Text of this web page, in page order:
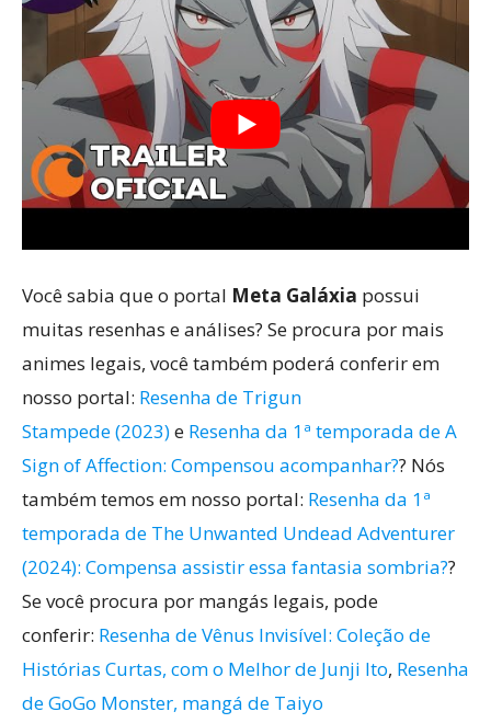
Você sabia que o portal Meta Galáxia possui
muitas resenhas e análises? Se procura por mais
animes legais, você também poderá conferir em
nosso portal: Resenha de Trigun
Stampede (2023)e Resenha da 1ª temporada de A
Sign of Affection: Compensou acompanhar?? Nós
também temos em nosso portal: Resenha da 1ª
temporada de The Unwanted Undead Adventurer
(2024): Compensa assistir essa fantasia sombria??
Se você procura por mangás legais, pode
conferir: Resenha de Vênus Invisível: Coleção de
Histórias Curtas, com o Melhor de Junji Ito, Resenha
de GoGo Monster, mangá de Taiyo